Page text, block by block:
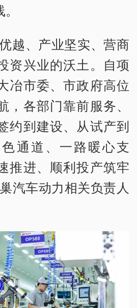
越、产业坚实、营商
资兴业的沃土。自项
冶市委、市政府高位
，各部门靠前服务、
约到建设、从试产到
通道、一路暖心支
推进、顺利投产筑牢
汽车动力相关负责人